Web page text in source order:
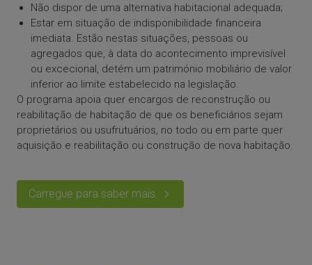
Não dispor de uma alternativa habitacional adequada;
Estar em situação de indisponibilidade financeira
imediata. Estão nestas situações, pessoas ou
agregados que, à data do acontecimento imprevisível
ou excecional, detém um património mobiliário de valor
inferior ao limite estabelecido na legislação.
O programa apoia quer encargos de reconstrução ou
reabilitação de habitação de que os beneficiários sejam
proprietários ou usufrutuários, no todo ou em parte quer
aquisição e reabilitação ou construção de nova habitação.
Carregue para saber mais